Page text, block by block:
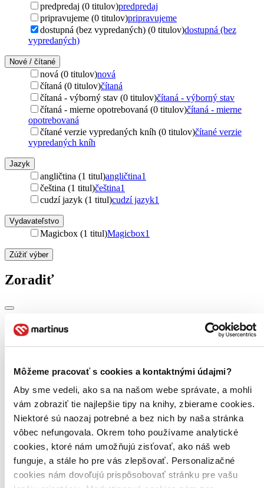
Môžeme pracovať s cookies a kontaktnými údajmi?
Aby sme vedeli, ako sa na našom webe správate, a mohli
vám zobraziť tie najlepšie tipy na knihy, zbierame cookies.
Niektoré sú naozaj potrebné a bez nich by naša stránka
vôbec nefungovala. Okrem toho používame analytické
cookies, ktoré nám umožňujú zisťovať, ako náš web
funguje, a stále ho pre vás zlepšovať. Personalizačné
cookies nám dovoľujú prispôsobovať stránku pre vašu
predpredaj (0 titulov)predpredaj
pripravujeme (0 titulov)pripravujeme
dostupná (bez vypredaných) (0 titulov)dostupná (bez
vypredaných)
Nové / čítané
nová (0 titulov)nová
čítaná (0 titulov)čítaná
čítaná - výborný stav (0 titulov)čítaná - výborný stav
čítaná - mierne opotrebovaná (0 titulov)čítaná - mierne
opotrebovaná
čítané verzie vypredaných kníh (0 titulov)čítané verzie
vypredaných kníh
Jazyk
angličtina (1 titul)angličtina1
čeština (1 titul)čeština1
cudzí jazyk (1 titul)cudzí jazyk1
Vydavateľstvo
Magicbox (1 titul)Magicbox1
Zúžiť výber
Zoradiť
Bestsellery
Top hodnotené
Najdrahšie
Najlacnejšie
Najvyššia zľava
Použité filtre
Zrušiť filtre